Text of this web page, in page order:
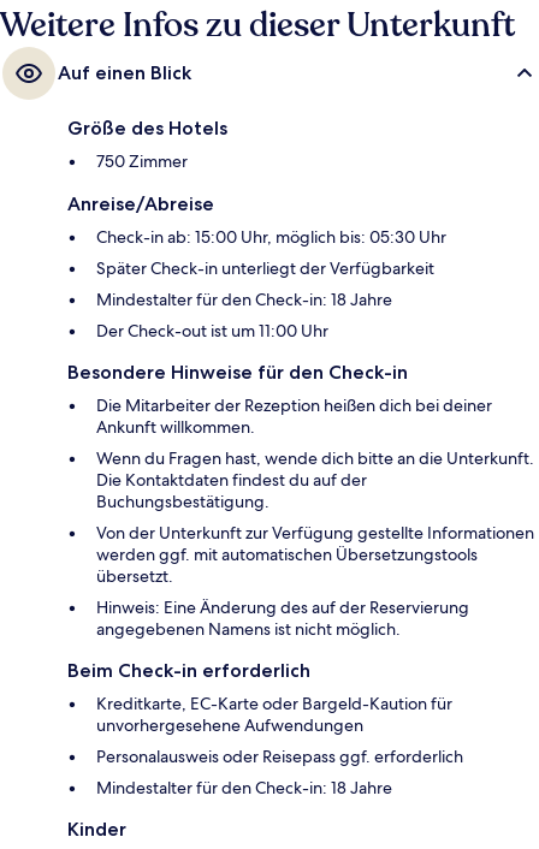
Weitere Infos zu dieser Unterkunft
Auf einen Blick
Größe des Hotels
750 Zimmer
Anreise/Abreise
Check-in ab: 15:00 Uhr, möglich bis: 05:30 Uhr
Später Check-in unterliegt der Verfügbarkeit
Mindestalter für den Check-in: 18 Jahre
Der Check-out ist um 11:00 Uhr
Besondere Hinweise für den Check-in
Die Mitarbeiter der Rezeption heißen dich bei deiner
Ankunft willkommen.
Wenn du Fragen hast, wende dich bitte an die Unterkunft.
Die Kontaktdaten findest du auf der
Buchungsbestätigung.
Von der Unterkunft zur Verfügung gestellte Informationen
werden ggf. mit automatischen Übersetzungstools
übersetzt.
Hinweis: Eine Änderung des auf der Reservierung
angegebenen Namens ist nicht möglich.
Beim Check-in erforderlich
Kreditkarte, EC-Karte oder Bargeld-Kaution für
unvorhergesehene Aufwendungen
Personalausweis oder Reisepass ggf. erforderlich
Mindestalter für den Check-in: 18 Jahre
Kinder